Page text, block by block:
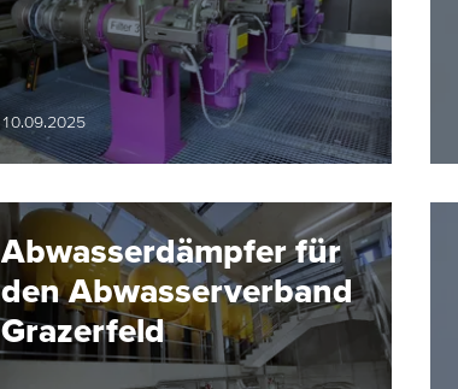
zuverlässig aus dem
Trinkwasser
10.09.2025
Abwasserdämpfer für
den Abwasserverband
Grazerfeld